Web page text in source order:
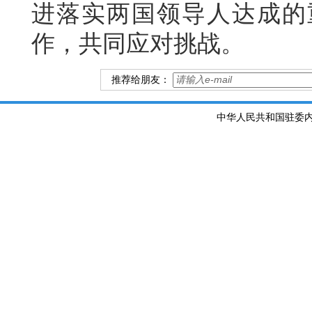
进落实两国领导人达成
作，共同应对挑战。
推荐给朋友：
中华人民共和国驻委